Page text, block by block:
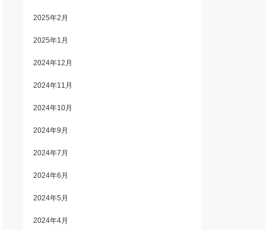
2025年2月
2025年1月
2024年12月
2024年11月
2024年10月
2024年9月
2024年7月
2024年6月
2024年5月
2024年4月